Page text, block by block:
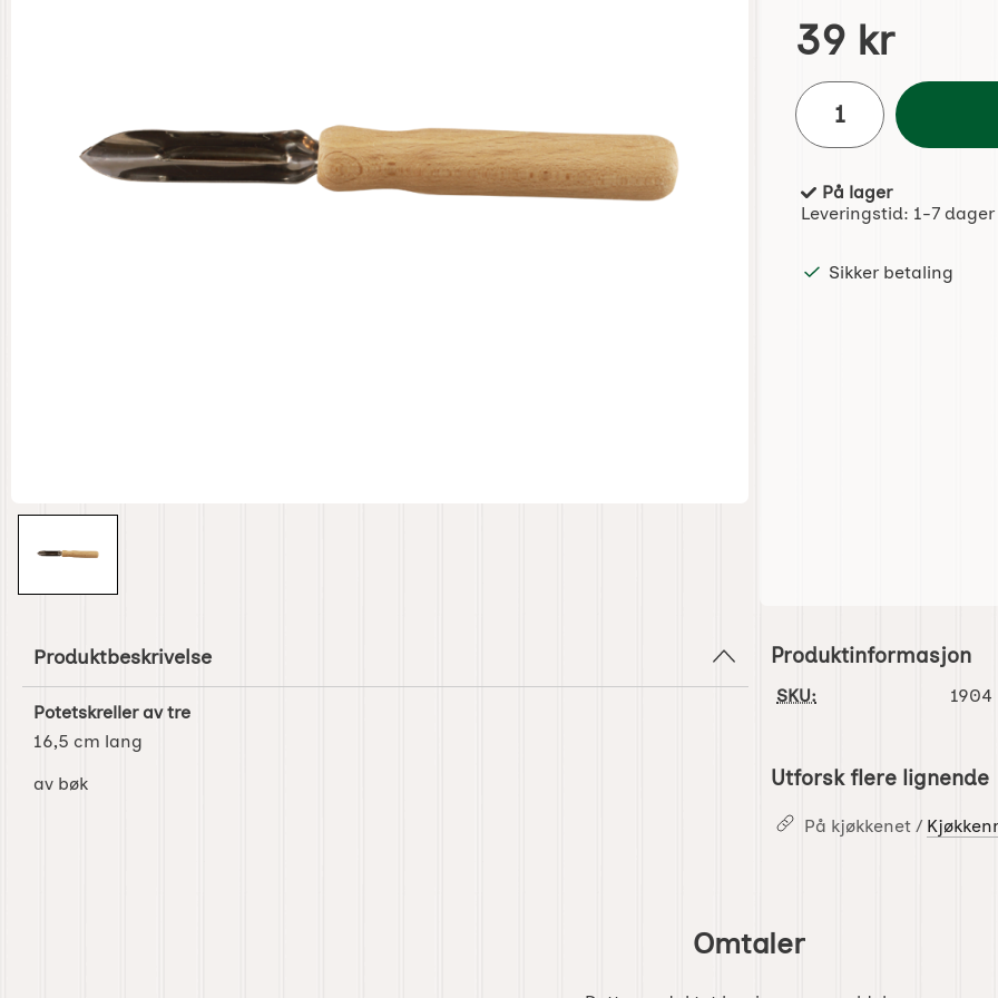
Handle dette
pris
39 kr
antall
Produkttilgjengelighet:
På lager
Leveringstid: 1-7 dager
Sikker betaling
Produktbeskrivelse
Potetskreller av tre
16,5 cm lang
av bøk
Produktinformasjon
SKU: 1904
Utforsk flere lignende
På kjøkkenet /
Omtaler